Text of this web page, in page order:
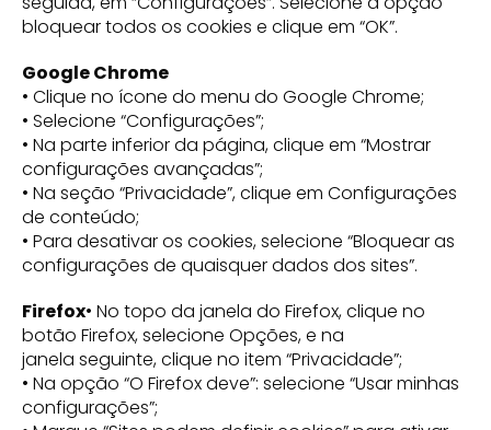
bloquear todos os cookies e clique em “OK”.
Google Chrome
• Clique no ícone do menu do Google Chrome;
• Selecione “Configurações”;
• Na parte inferior da página, clique em “Mostrar
configurações avançadas”;
• Na seção “Privacidade”, clique em Configurações
de conteúdo;
• Para desativar os cookies, selecione “Bloquear as
configurações de quaisquer dados dos sites”.
Firefox• No topo da janela do Firefox, clique no
botão Firefox, selecione Opções, e na
janela seguinte, clique no item “Privacidade”;
• Na opção “O Firefox deve”: selecione “Usar minhas
configurações”;